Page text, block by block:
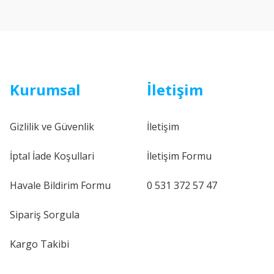
Kurumsal
Gizlilik ve Güvenlik
İptal İade Koşullari
Havale Bildirim Formu
Sipariş Sorgula
Kargo Takibi
İletişim
İletişim
İletişim Formu
0 531 372 57 47